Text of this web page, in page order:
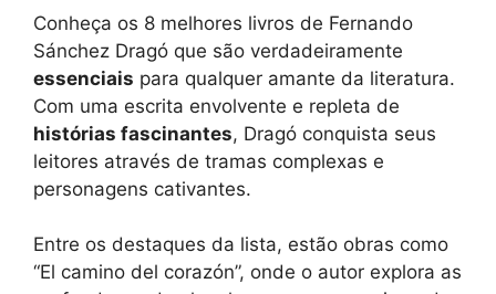
Conheça os 8 melhores livros de Fernando
Sánchez Dragó que são verdadeiramente
essenciais para qualquer amante da literatura.
Com uma escrita envolvente e repleta de
histórias fascinantes, Dragó conquista seus
leitores através de tramas complexas e
personagens cativantes.
Entre os destaques da lista, estão obras como
“El camino del corazón”, onde o autor explora as